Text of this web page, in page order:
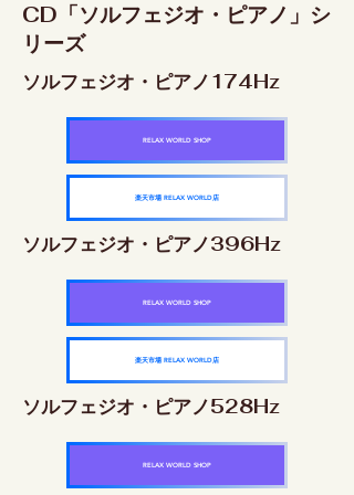
CD「ソルフェジオ・ピアノ」シ
リーズ
ソルフェジオ・ピアノ174Hz
RELAX WORLD SHOP
楽天市場 RELAX WORLD店
ソルフェジオ・ピアノ396Hz
RELAX WORLD SHOP
楽天市場 RELAX WORLD店
ソルフェジオ・ピアノ528Hz
RELAX WORLD SHOP